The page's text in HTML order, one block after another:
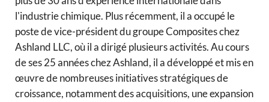
l'industrie chimique. Plus récemment, il a occupé le
poste de vice-président du groupe Composites chez
Ashland LLC, où il a dirigé plusieurs activités. Au cours
de ses 25 années chez Ashland, il a développé et mis en
œuvre de nombreuses initiatives stratégiques de
croissance, notamment des acquisitions, une expansion